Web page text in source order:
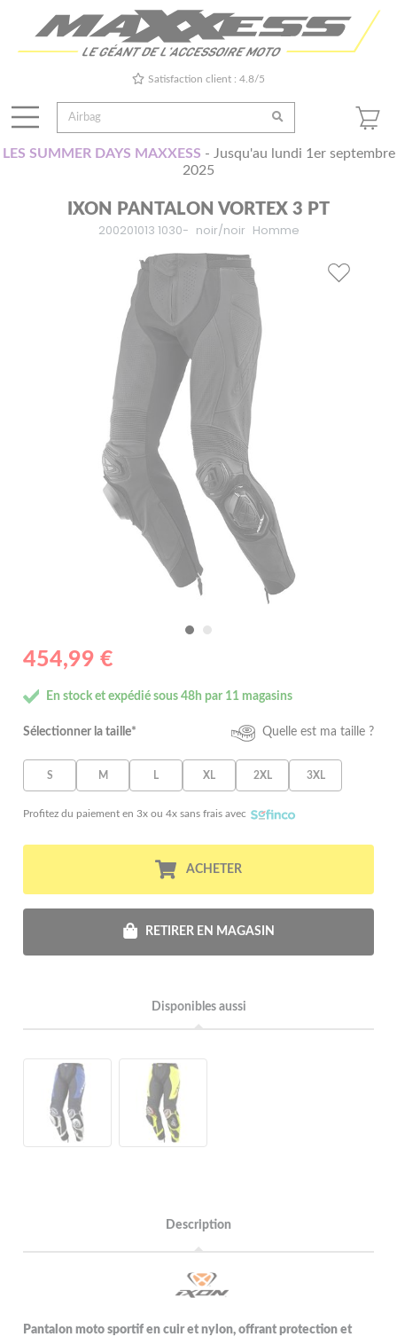
Satisfaction client : 4.8/5
LES SUMMER DAYS MAXXESS - Jusqu'au lundi 1er septembre
2025
IXON PANTALON VORTEX 3 PT
200201013 1030- noir/noir Homme
454,99 €
En stock et expédié sous 48h par 11 magasins
Sélectionner la taille* Quelle est ma taille ?
S M L XL 2XL 3XL
Profitez du paiement en 3x ou 4x sans frais avec
ACHETER
RETIRER EN MAGASIN
Disponibles aussi
Description
Pantalon moto sportif en cuir et nylon, offrant protection et